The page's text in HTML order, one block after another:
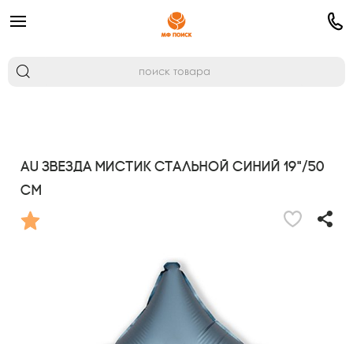
AU Звезда Мистик Стальной Синий 19"/50
см